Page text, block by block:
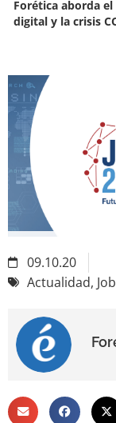
Forética aborda
digital y la crisis
09.10.20
Actualidad,